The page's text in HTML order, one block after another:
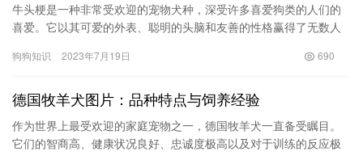
牛头梗是一种非常受欢迎的宠物犬种，深受许多喜爱狗类的人们的
喜爱。它以其可爱的外表、聪明的头脑和友善的性格赢得了无数人
不可或…
狗狗知识 2023年7月19日 690
德国牧羊犬图片：品种特点与饲养经验
作为世界上最受欢迎的家庭宠物之一，德国牧羊犬一直备受瞩目。
它们的智商高、健康状况良好、忠诚度极高以及对于训练的反应极